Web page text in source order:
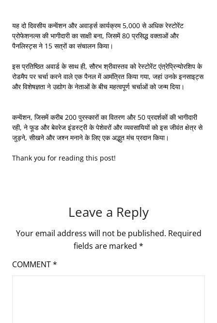
यह दो दिवसीय कन्वेंशन और अवार्ड्स कार्यक्रम 5,000 से अधिक रेस्टोरेंट
प्रोफेशनल्स की भागीदारी का साक्षी बना, जिसमें 80 प्रसिद्ध वक्ताओं और
पैनलिस्ट्स ने 15 सत्रों का संचालन किया।
इस प्रतिष्ठित अवार्ड के साथ ही, सौरभ श्रीवास्तव को रेस्टोरेंट एंत्रेप्रिन्योरशिप के
रोडमैप पर चर्चा करने वाले एक पैनल में आमंत्रित किया गया, जहां उनके इनसाइट्स
और विशेषज्ञता ने उद्योग के नेताओं के बीच महत्वपूर्ण चर्चाओं को जन्म दिया।
कन्वेंशन, जिसमें करीब 200 पुरस्कारों का वितरण और 50 प्रदर्शकों की भागीदारी
रही, ने फूड और बेवरेज इंडस्ट्री के पेशेवरों और व्यवसायियों को इस जीवंत क्षेत्र से
जुड़ने, सीखने और जश्न मनाने के लिए एक अद्भुत मंच प्रदान किया।
Thank you for reading this post!
Leave a Reply
Your email address will not be published. Required
fields are marked *
COMMENT*